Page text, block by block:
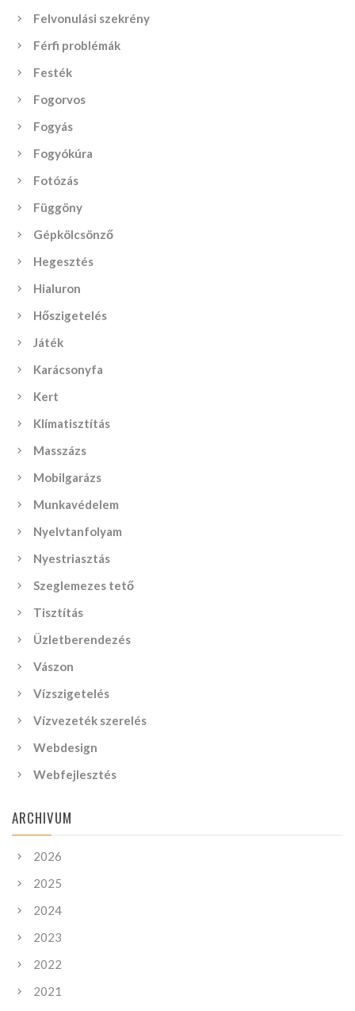
Felvonulási szekrény
Férfi problémák
Festék
Fogorvos
Fogyás
Fogyókúra
Fotózás
Függöny
Gépkölcsönző
Hegesztés
Hialuron
Hőszigetelés
Játék
Karácsonyfa
Kert
Klímatisztítás
Masszázs
Mobilgarázs
Munkavédelem
Nyelvtanfolyam
Nyestriasztás
Szeglemezes tető
Tisztítás
Üzletberendezés
Vászon
Vízszigetelés
Vízvezeték szerelés
Webdesign
Webfejlesztés
ARCHIVUM
2026
2025
2024
2023
2022
2021